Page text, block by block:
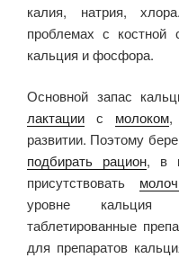
калия, натрия,
проблемах с костной
кальция и фосфора.
Основной запас
лактации с молоком,
развитии. Поэтому
подбирать рацион, в
присутствовать
уровне кальция
таблетированные
для препаратов